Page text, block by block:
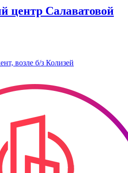
центр Салаватовой
возле б/з Колизей